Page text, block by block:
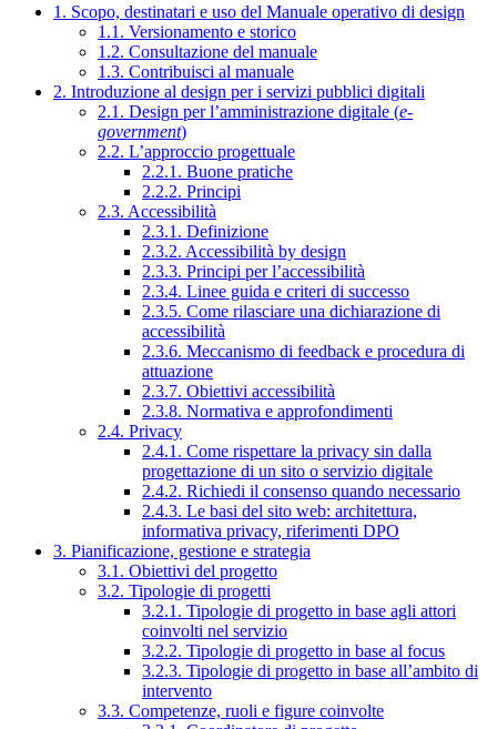
1. Scopo, destinatari e uso del Manuale operativo di design
1.1. Versionamento e storico
1.2. Consultazione del manuale
1.3. Contribuisci al manuale
2. Introduzione al design per i servizi pubblici digitali
2.1. Design per l’amministrazione digitale (e-
government)
2.2. L’approccio progettuale
2.2.1. Buone pratiche
2.2.2. Principi
2.3. Accessibilità
2.3.1. Definizione
2.3.2. Accessibilità by design
2.3.3. Principi per l’accessibilità
2.3.4. Linee guida e criteri di successo
2.3.5. Come rilasciare una dichiarazione di
accessibilità
2.3.6. Meccanismo di feedback e procedura di
attuazione
2.3.7. Obiettivi accessibilità
2.3.8. Normativa e approfondimenti
2.4. Privacy
2.4.1. Come rispettare la privacy sin dalla
progettazione di un sito o servizio digitale
2.4.2. Richiedi il consenso quando necessario
2.4.3. Le basi del sito web: architettura,
informativa privacy, riferimenti DPO
3. Pianificazione, gestione e strategia
3.1. Obiettivi del progetto
3.2. Tipologie di progetti
3.2.1. Tipologie di progetto in base agli attori
coinvolti nel servizio
3.2.2. Tipologie di progetto in base al focus
3.2.3. Tipologie di progetto in base all’ambito di
intervento
3.3. Competenze, ruoli e figure coinvolte